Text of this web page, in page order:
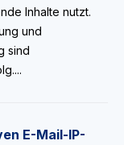
Inhalte nutzt.
und
sind
E-Mail-IP-